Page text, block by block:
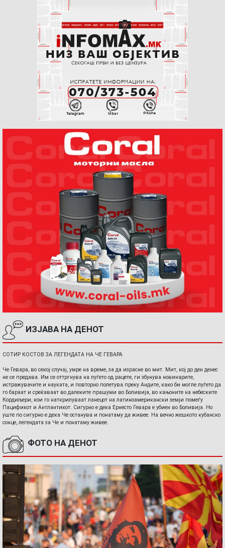
ИЗЈАВА НА ДЕНОТ
СОТИР КОСТОВ ЗА ЛЕГЕНДАТА НА ЧЕ ГЕВАРА
Че Гевара, во секој случај, умре на време, за да израсне во мит. Мит, кој до ден денес
не се предава. Им се оттргнува на луѓето од рацете, ги збунува новинарите,
истражувачите и науката, и повторно полетува преку Андите, како би могле луѓето да
го бараат и среќаваат во далеките прашуми во Боливија, во кањоните на небеските
Кордиљери, кои го наткрилуваат ланецот на латиноамерикански земји помеѓу
Пацификот и Антлантикот. Сигурно е дека Ернесто Гевара е убиен во Боливија. Но
уште по сигурно е дека Че останува и понатаму да живее. На вечно жешкото кубанско
сонце, легендата за Че и понатаму живее.
ФОТО НА ДЕНОТ